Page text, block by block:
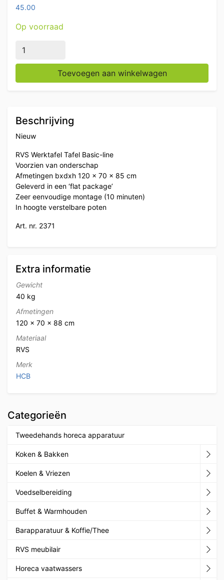
45.00
Op voorraad
RVS Werktafel Tafel Basic-line 120 x 70 x 85 cm
Toevoegen aan winkelwagen
Beschrijving
Nieuw
RVS Werktafel Tafel Basic-line
Voorzien van onderschap
Afmetingen bxdxh 120 x 70 x 85 cm
Geleverd in een ‘flat package’
Zeer eenvoudige montage (10 minuten)
In hoogte verstelbare poten
Art. nr. 2371
Extra informatie
Gewicht
40 kg
Afmetingen
120 × 70 × 88 cm
Materiaal
RVS
Merk
HCB
Categorieën
Tweedehands horeca apparatuur
Koken & Bakken
Koelen & Vriezen
Voedselbereiding
Buffet & Warmhouden
Barapparatuur & Koffie/Thee
RVS meubilair
Horeca vaatwassers